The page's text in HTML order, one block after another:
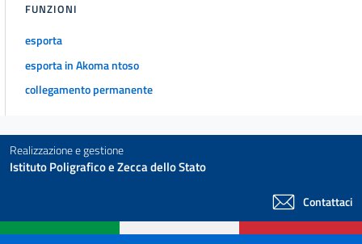
FUNZIONI
esporta
esporta in Akoma ntoso
collegamento permanente
Realizzazione e gestione
Istituto Poligrafico e Zecca dello Stato
Contattaci